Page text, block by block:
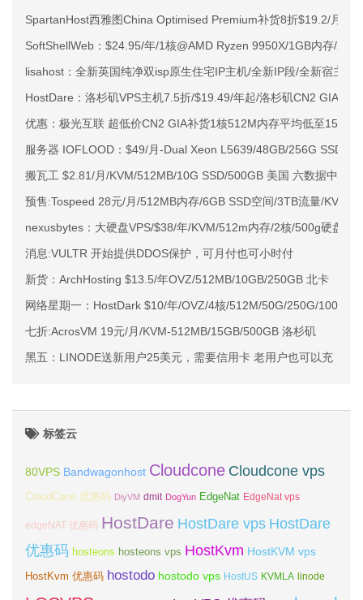
SpartanHost西雅图China Optimised Premium补货8折$19.2/月起
SoftShellWeb：$24.95/年/1核@AMD Ryzen 9950X/1GB内存/
lisahost：全新英国纯净双isp原生住宅IP主机/全新IP段/全新宿主机
HostDare：洛杉矶VPS主机7.5折/$19.49/年起/洛杉矶CN2 GIA/日
优惠：极光互联 超低价CN2 GIA补货1核512M内存平均低至15元/月
服务器 IOFLOOD：$49/月-Dual Xeon L5639/48GB/256G SSD/
搬瓦工 $2.81/月/KVM/512MB/10G SSD/500GB 美国 六数据中心
预售:Tospeed 28元/月/512MB内存/6GB SSD空间/3TB流量/KVM/
nexusbytes：大硬盘VPS/$38/年/KVM/512m内存/2核/500g硬盘/
消息:VULTR 开始提供DDOS保护，可月付也可小时付
新货：ArchHosting $13.5/年OVZ/512MB/10GB/250GB 北卡
网络星期一：HostDark $10/年/OVZ/4核/512M/50G/250G/
七折:AcrosVM 19元/月/KVM-512MB/15GB/500GB 洛杉矶
黑五：LINODE送新用户25美元，需要信用卡 老用户也可以充
标签云
80VPS Bandwagonhost Cloudcone Cloudcone vps
CloudCone 优惠码 DiyVM dmit DogYun EdgeNat EdgeNat vps
edgeNAT 优惠码 HostDare HostDare vps HostDare
优惠码 hosteons hosteons vps HostKvm HostKVM vps
HostKvm 优惠码 hostodo hostodo vps HostUS KVMLA linode